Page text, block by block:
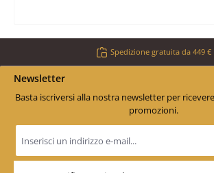
Spedizione gratuita da 449 €
Newsletter
Basta iscriversi alla nostra newsletter per
promozioni.
e-
mail
*